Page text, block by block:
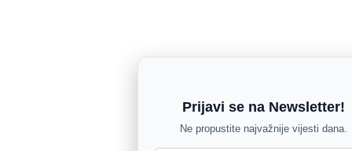
Prijavi se na Newsletter!
Ne propustite najvažnije vijesti dana.